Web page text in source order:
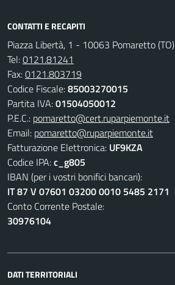
CONTATTI E RECAPITI
Piazza Libertà, 1 - 10063 Pomaretto (TO)
Tel:0121.81241
Fax:0121.803719
Codice Fiscale:85003270015
Partita IVA:01504050012
P.E.C.: pomaretto@cert.ruparpiemonte.it
Email: pomaretto@ruparpiemonte.it
Fatturazione Elettronica: UF9KZA
Codice IPA:c_g805
IBAN (per i vostri bonifici bancari):
IT 87 V 07601 03200 0010 5485 2171
Conto Corrente Postale:
30976104
DATI TERRITORIALI